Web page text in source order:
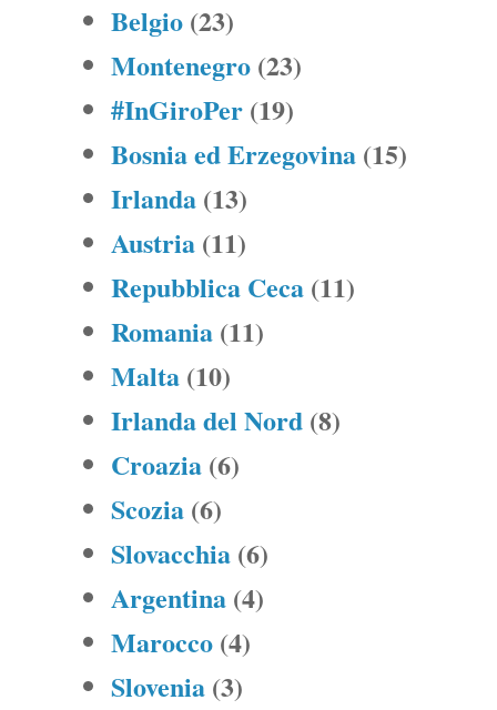
Belgio (23)
Montenegro (23)
#InGiroPer (19)
Bosnia ed Erzegovina (15)
Irlanda (13)
Austria (11)
Repubblica Ceca (11)
Romania (11)
Malta (10)
Irlanda del Nord (8)
Croazia (6)
Scozia (6)
Slovacchia (6)
Argentina (4)
Marocco (4)
Slovenia (3)